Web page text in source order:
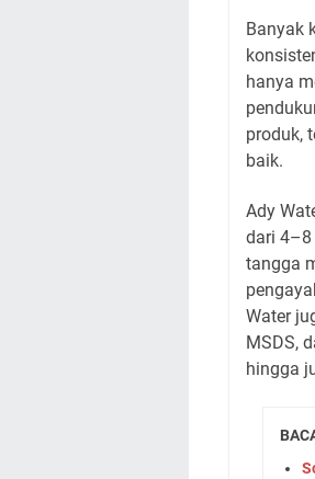
Banyak
hanya
produk,
baik.
Ady
dari 4–8
tangga
Water
MSDS,
hingga